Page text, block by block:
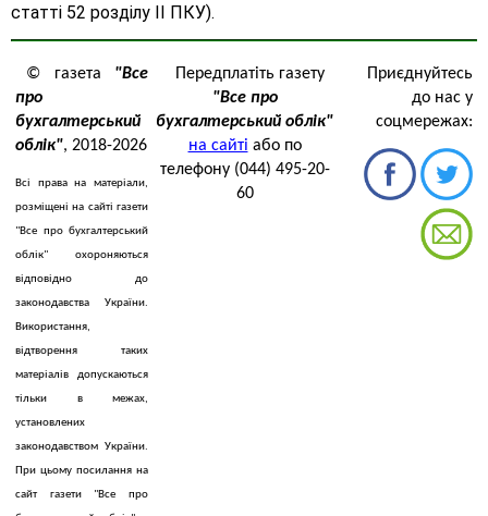
статті 52 розділу II ПКУ).
© газета "Все
про
бухгалтерський
облік", 2018-2026
Всі права на матеріали,
розміщені на сайті газети
"Все про бухгалтерський
облік" охороняються
відповідно до
законодавства України.
Використання,
відтворення таких
матеріалів допускаються
тільки в межах,
установлених
законодавством України.
При цьому посилання на
сайт газети "Все про
Передплатіть газету
"Все про
бухгалтерський облік"
на сайті або по
телефону (044) 495-20-
60
Приєднуйтесь
до нас у
соцмережах: